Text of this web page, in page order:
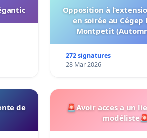
Opposition à
en soirée au Cégep
Montpetit
272 signatures
28 Mar 2026
de
🚨Avoir acces a un